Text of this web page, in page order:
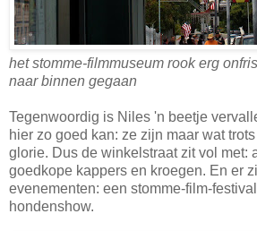
het stomme-filmmuseum rook erg
naar binnen gegaan
Tegenwoordig is Niles 'n beetje
hier zo goed kan: ze zijn maar wat
glorie. Dus de winkelstraat zit vol met:
goedkope kappers en kroegen. En er
evenementen: een stomme-film-
hondenshow.